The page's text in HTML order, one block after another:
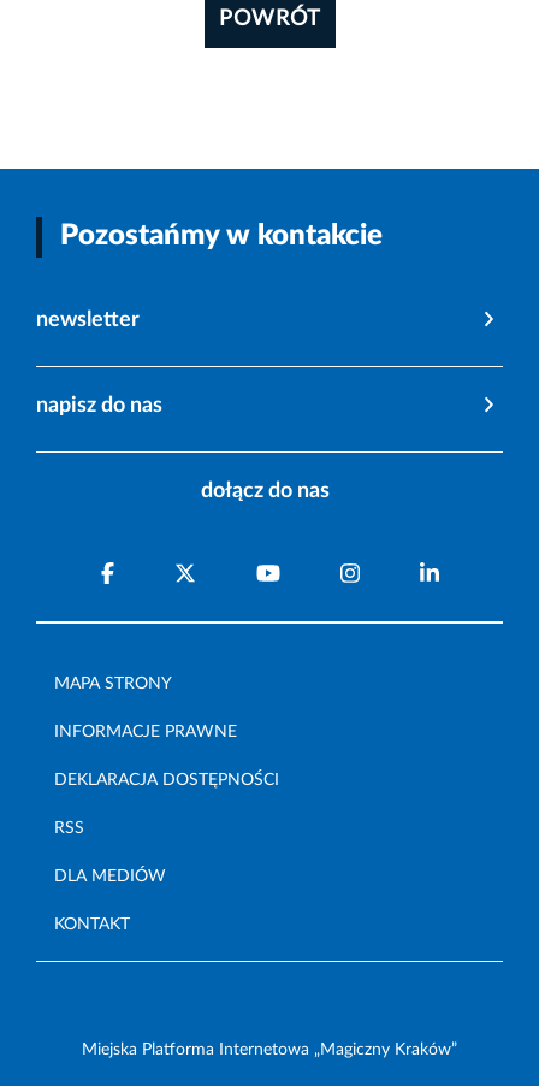
POWRÓT
Pozostańmy w kontakcie
newsletter
napisz do nas
dołącz do nas
MAPA STRONY
INFORMACJE PRAWNE
DEKLARACJA DOSTĘPNOŚCI
RSS
DLA MEDIÓW
KONTAKT
Miejska Platforma Internetowa „Magiczny Kraków”